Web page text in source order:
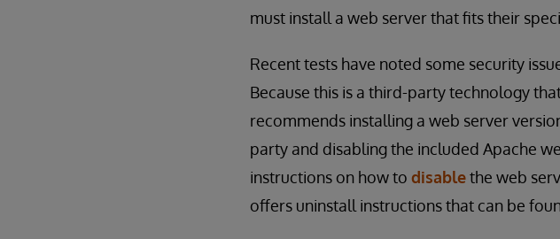
must install a web server that fits their
Recent tests have noted some security
Because this is a third-party technology
recommends installing a web server
party and disabling the included Apache
instructions on how to disablethe web
offers uninstall instructions that can be